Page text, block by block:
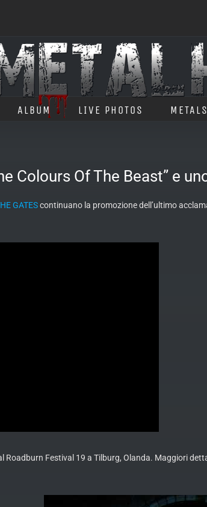
ALBUM LIVE PHOTOS
Colours Of The Beast” e
GATEScontinuano la promozione dell’ultimo
Roadburn Festival 19 a Tilburg, Olanda. Maggiori